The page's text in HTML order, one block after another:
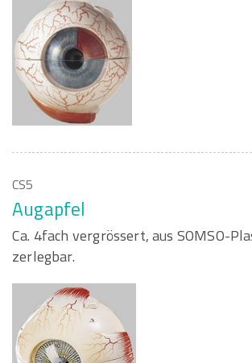
CS5
Augapfel
Ca. 4fach vergrössert, aus SOMSO-
zerlegbar.